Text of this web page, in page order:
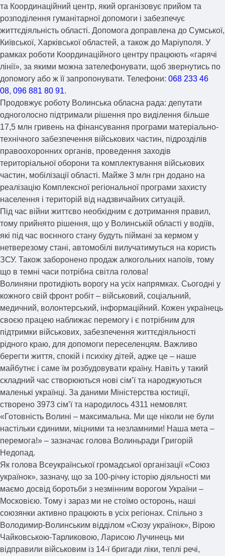
та Координаційний центр, який організовує прийом та
розподілення гуманітарної допомоги і забезпечує
життєдіяльність області. Допомога доправлена до Сумської,
Київської, Харківської областей, а також до Маріуполя. У
рамках роботи Координаційного центру працюють «гарячі
лінії», за якими можна зателефонувати, щоб звернутись по
допомогу або ж її запропонувати. Телефони: 068 233 46
08, 096 881 80 91.
Продовжує роботу Волинська обласна рада: депутати
одноголосно підтримали рішення про виділення більше
17,5 млн гривень на фінансування програми матеріально-
технічного забезпечення військових частин, підрозділів
правоохоронних органів, проведення заходів
територіальної оборони та комплектування військових
частин, мобілізації області. Майже 3 млн грн додано на
реалізацію Комплексної регіональної програми захисту
населення і територій від надзвичайних ситуацій.
Під час війни життєво необхідним є дотримання правил,
тому прийнято рішення, що у Волинській області у водіїв,
які під час воєнного стану будуть піймані за кермом у
нетверезому стані, автомобілі вилучатимуться на користь
ЗСУ. Також заборонено продаж алкогольних напоїв, тому
що в темні часи потрібна світла голова!
Волиняни протидіють ворогу на усіх напрямках. Сьогодні у
кожного свій фронт робіт – військовий, соціальний,
медичний, волонтерський, інформаційний. Кожен українець
своєю працею наближає перемогу і є потрібним для
підтримки військових, забезпечення життєдіяльності
рідного краю, для допомоги переселенцям. Важливо
берегти життя, спокій і психіку дітей, адже це – наше
майбутнє і саме їм розбудовувати країну. Навіть у такий
складний час створюються нові сім’ї та народжуються
маленькі українці. За даними Міністерства юстиції,
створено 3973 сім’ї та народилось 4311 немовлят.
«Готовність Волині – максимальна. Ми ще ніколи не були
настільки єдиними, міцними та незламними! Наша мета –
перемога!» – зазначає голова Волиньради Григорій
Недопад.
Як голова Всеукраїнської громадської організації «Союз
українок», зазначу, що за 100-річну історію діяльності ми
маємо досвід боротьби з незмінним ворогом України –
Московією. Тому і зараз ми не стоїмо осторонь, наші
союзянки активно працюють в усіх регіонах. Спільно з
Володимир-Волинським відділом «Сюзу українок», Вірою
Чайковською-Тарликовою, Ларисою Лучинець ми
відправили військовим із 14-ї бригади ліки, теплі речі,